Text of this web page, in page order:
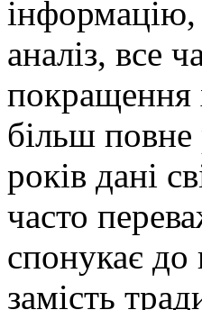
інформацію,
аналіз, все
покращення
більш повне
років дані
часто
спонукає
замість